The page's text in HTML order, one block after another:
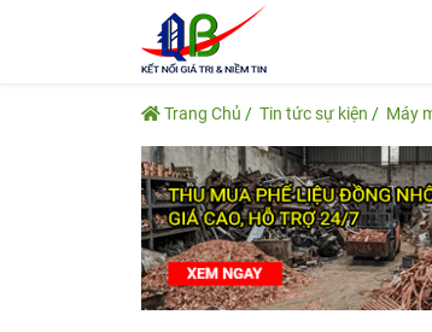
Trang Chủ Tin tức sự kiện Máy